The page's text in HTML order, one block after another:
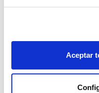
Aceptar